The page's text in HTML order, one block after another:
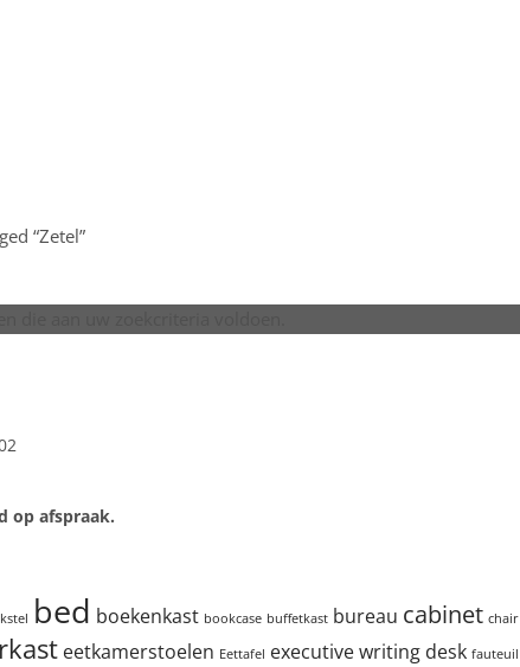
“Zetel”
op afspraak.
bed boekenkast bookcase buffetkast bureau cabinet chair
eetkamerstoelen Eettafel executive writing desk fauteuil